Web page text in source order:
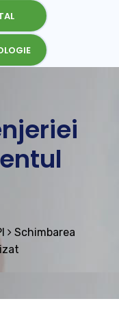
Schimbarea